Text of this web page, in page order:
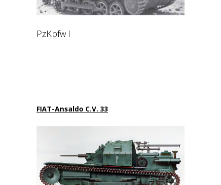
PzKpfw I
FIAT-Ansaldo C.V. 33